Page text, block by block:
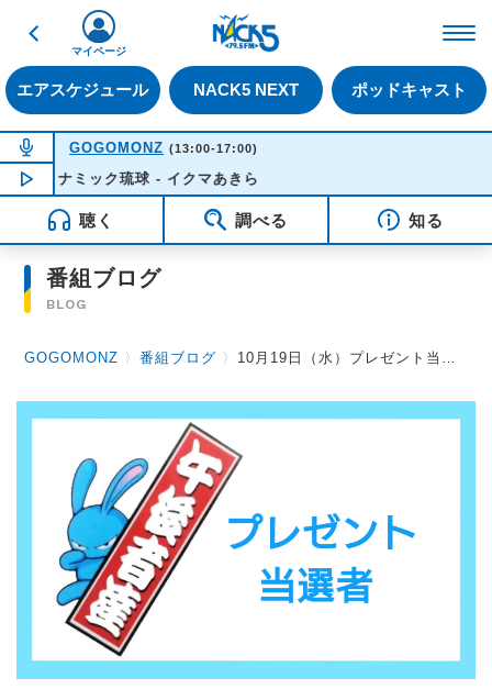
戻る
エアスケジュール NACK5 NEXT ポッドキャスト
マイページ
NOW ON AIR
GOGOMONZ (13:00-17:00)
NOW PLAYING 14:10
ダイナミック琉球 - イクマあきら
聴く 調べる 知る
番組ブログ
BLOG
GOGOMONZ 〉番組ブログ 〉 10月19日（水）プレゼント当選者